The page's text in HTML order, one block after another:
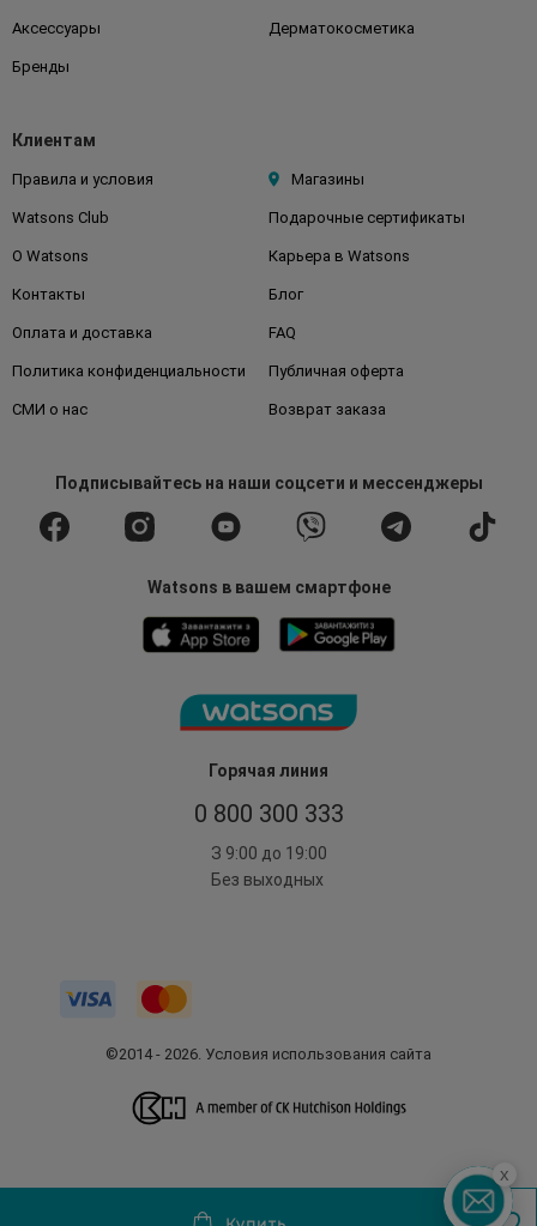
Горячая линия
0 800 300 333
З 9:00 до 19:00
Без выходных
Аксессуары Дерматокосметика
Бренды
Клиентам
Правила и условия Магазины
Watsons Club Подарочные сертификаты
О Watsons Карьера в Watsons
Контакты Блог
Оплата и доставка FAQ
Политика конфиденциальности Публичная оферта
СМИ о нас Возврат заказа
Подписывайтесьна наши соцсети и мессенджеры
Watsons в вашем смартфоне
©2014 - 2026. Условия использования сайта
x